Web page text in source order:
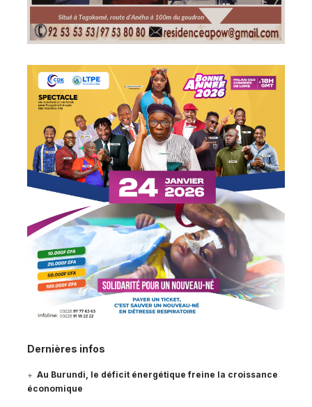
Dernières infos
Au Burundi, le déficit énergétique freine la croissance
économique